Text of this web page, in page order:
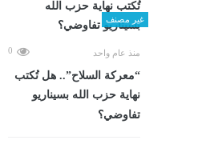
غير مصنف
منذ عام واحد 0
“معركة السلاح”.. هل تُكتب
نهاية حزب الله بسيناريو
تفاوضي؟